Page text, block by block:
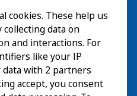
EN
cookies. These help us
data on
and interactions. For
like your IP
data with 2 partners
accept, you consent